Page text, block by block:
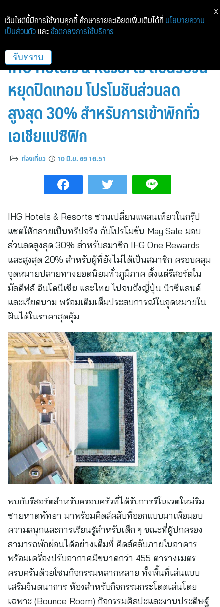
รวมที่พักสำหรับครอบครัวเครือ
IHG Hotels & Resorts ต้อนรับวัน
หยุดปิดเทอม โปรโมชันส่วนลด
สูงสุด 30% สำหรับการเข้าพักทั่ว
เอเชียแปซิฟิก
ท่องเที่ยว 10 มิ.ย. 69 16:51
IHG Hotels & Resorts ชวนเปลี่ยนแพลนเที่ยวในกรุ๊ป
แชตให้กลายเป็นทริปจริง กับโปรโมชัน May Sale มอบ
ส่วนลดสูงสุด 30% สำหรับสมาชิก IHG One Rewards
และสูงสุด 20% สำหรับผู้ที่ยังไม่ได้เป็นสมาชิก ครอบคลุม
จุดหมายปลายทางยอดนิยมทั่วภูมิภาค ตั้งแต่รีสอร์ตใน
มัลดีฟส์ อินโดนีเซีย และไทย ไปจนถึงญี่ปุ่น นิวซีแลนด์
และเวียดนาม พร้อมเติมเต็มประสบการณ์ในจุดหมายใน
ฝันได้ในราคาสุดคุ้ม
พบกับรีสอร์ตสำหรับครอบครัวที่ได้รับการรีโนเวตใหม่ริม
ชายหาดพัทยา มาพร้อมคิดส์คลับที่ออกแบบมาเพื่อมอบ
ความสนุกและการเรียนรู้สำหรับเด็ก ๆ ขณะที่ผู้ปกครอง
สามารถพักผ่อนได้อย่างเต็มที่ คิดส์คลับภายในอาคาร
พร้อมเครื่องปรับอากาศมีขนาดกว่า 455 ตารางเมตร
ครบครันด้วยโซนกิจกรรมหลากหลาย ทั้งพื้นที่เล่นแบบ
เสริมจินตนาการ ห้องสำหรับกิจกรรมกระโดดเล่นโดย
เฉพาะ (Bounce Room) กิจกรรมศิลปะและงานประดิษฐ์
เว็บไซต์นี้มีการใช้งานคุกกี้ ศึกษารายละเอียดเพิ่มเติมได้ที่ นโยบายความ
เป็นส่วนตัว และ ข้อตกลงการใช้บริการ
รับทราบ
X